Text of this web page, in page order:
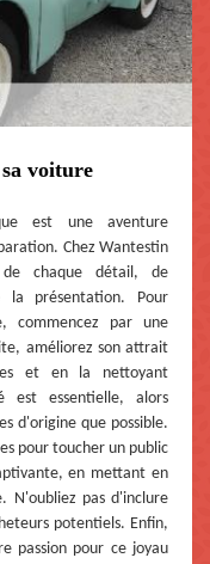
voiture
est une aventure
Chez Wantestin
de chaque détail, de
la présentation. Pour
commencez par une
améliorez son attrait
et en la nettoyant
est essentielle, alors
d'origine que possible.
pour toucher un public
en mettant en
N'oubliez pas d'inclure
potentiels. Enfin,
passion pour ce joyau